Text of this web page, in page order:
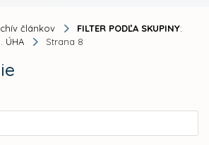
článkov FILTER PODĽA SKUPINY:
ÚHA
Strana 8